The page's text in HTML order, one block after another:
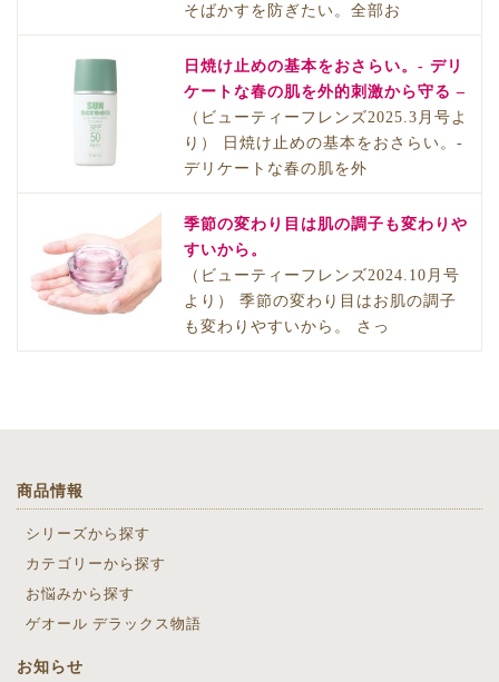
そばかすを防ぎたい。全部お
日焼け止めの基本をおさらい。- デリ
ケートな春の肌を外的刺激から守る –
（ビューティーフレンズ2025.3月号よ
り） 日焼け止めの基本をおさらい。-
デリケートな春の肌を外
季節の変わり目は肌の調子も変わりや
すいから。
（ビューティーフレンズ2024.10月号
より） 季節の変わり目はお肌の調子
も変わりやすいから。 さっ
商品情報
シリーズから探す
カテゴリーから探す
お悩みから探す
ゲオール デラックス物語
お知らせ